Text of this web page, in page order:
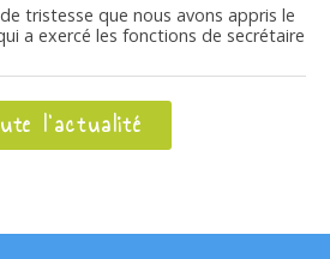
tristesse que nous avons appris le
a exercé les fonctions de secrétaire
l'actualité